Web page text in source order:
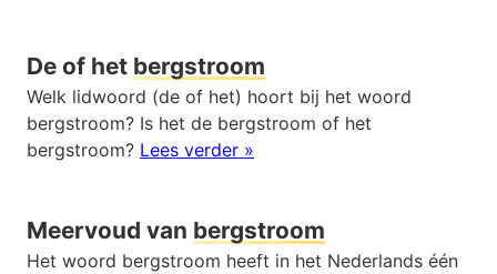
De of het bergstroom
Welk lidwoord (de of het) hoort bij het woord
bergstroom? Is het de bergstroom of het
bergstroom? Lees verder »
Meervoud van bergstroom
Het woord bergstroom heeft in het Nederlands één